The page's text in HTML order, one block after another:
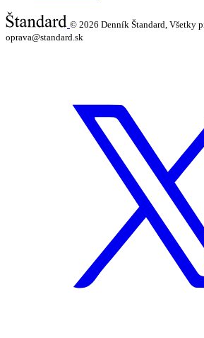
© 2026 Denník Štandard, Všetky
oprava@standard.sk